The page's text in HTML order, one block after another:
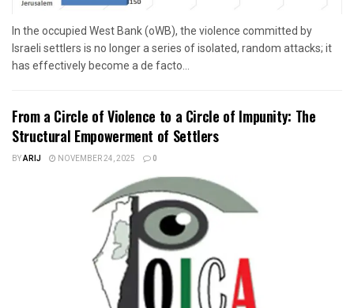
In the occupied West Bank (oWB), the violence committed by
Israeli settlers is no longer a series of isolated, random attacks; it
has effectively become a de facto...
From a Circle of Violence to a Circle of Impunity: The
Structural Empowerment of Settlers
BYARIJ NOVEMBER 24, 2025 0